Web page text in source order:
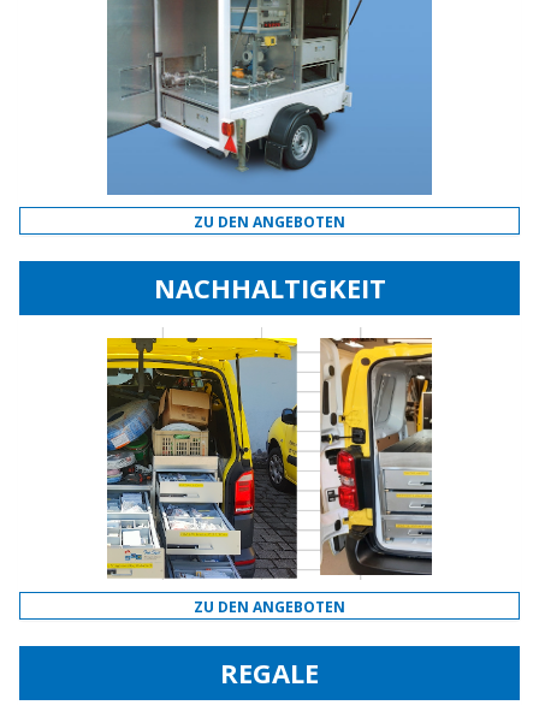
ZU DEN ANGEBOTEN
NACHHALTIGKEIT
ZU DEN ANGEBOTEN
REGALE